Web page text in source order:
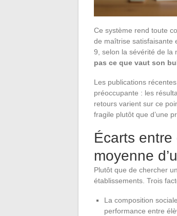
Ce système rend toute
de maîtrise satisfaisante
9, selon la sévérité de la
pas ce que vaut son
Les publications
préoccupante : les
retours varient sur ce
fragile plutôt que d’une
Écarts
moyenne
Plutôt que de chercher
établissements. Trois
La composition
performance entre